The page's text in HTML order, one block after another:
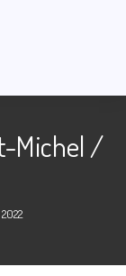
Michel /